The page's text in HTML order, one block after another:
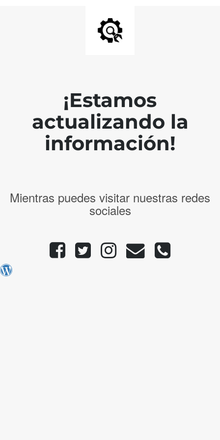
¡Estamos
actualizando la
información!
Mientras puedes visitar nuestras redes
sociales